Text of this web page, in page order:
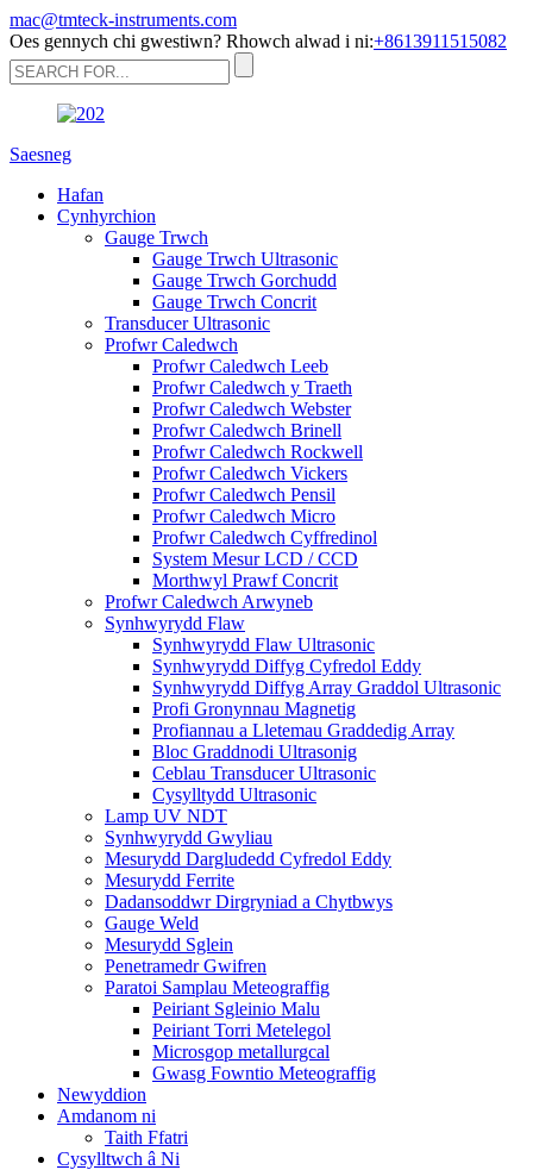
mac@tmteck-instruments.com
Oes gennych chi gwestiwn? Rhowch alwad i ni:+8613911515082
Saesneg
Hafan
Cynhyrchion
Gauge Trwch
Gauge Trwch Ultrasonic
Gauge Trwch Gorchudd
Gauge Trwch Concrit
Transducer Ultrasonic
Profwr Caledwch
Profwr Caledwch Leeb
Profwr Caledwch y Traeth
Profwr Caledwch Webster
Profwr Caledwch Brinell
Profwr Caledwch Rockwell
Profwr Caledwch Vickers
Profwr Caledwch Pensil
Profwr Caledwch Micro
Profwr Caledwch Cyffredinol
System Mesur LCD / CCD
Morthwyl Prawf Concrit
Profwr Caledwch Arwyneb
Synhwyrydd Flaw
Synhwyrydd Flaw Ultrasonic
Synhwyrydd Diffyg Cyfredol Eddy
Synhwyrydd Diffyg Array Graddol Ultrasonic
Profi Gronynnau Magnetig
Profiannau a Lletemau Graddedig Array
Bloc Graddnodi Ultrasonig
Ceblau Transducer Ultrasonic
Cysylltydd Ultrasonic
Lamp UV NDT
Synhwyrydd Gwyliau
Mesurydd Dargludedd Cyfredol Eddy
Mesurydd Ferrite
Dadansoddwr Dirgryniad a Chytbwys
Gauge Weld
Mesurydd Sglein
Penetramedr Gwifren
Paratoi Samplau Meteograffig
Peiriant Sgleinio Malu
Peiriant Torri Metelegol
Microsgop metallurgcal
Gwasg Fowntio Meteograffig
Newyddion
Amdanom ni
Taith Ffatri
Cysylltwch â Ni